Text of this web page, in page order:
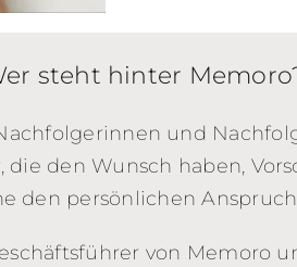
steht hinter
und
die den Wunsch haben,
den persönlichen
von Memoro